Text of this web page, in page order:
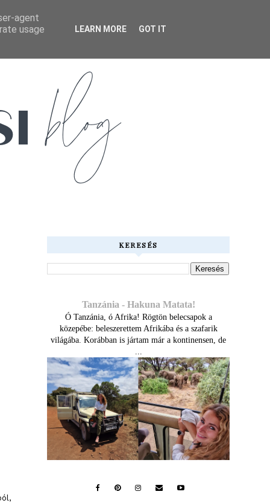
KERESÉS
Tanzánia - Hakuna Matata!
Ó Tanzánia, ó Afrika! Rögtön belecsapok a
közepébe: beleszerettem Afrikába és a szafarik
világába. Korábban is jártam már a kontinensen, de
...
agent
usage
LEARN MORE GOT IT